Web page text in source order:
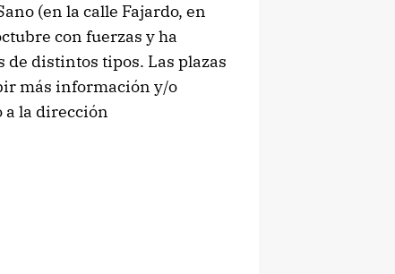
(en la calle Fajardo, en
con fuerzas y ha
distintos tipos. Las plazas
más información y/o
a la dirección